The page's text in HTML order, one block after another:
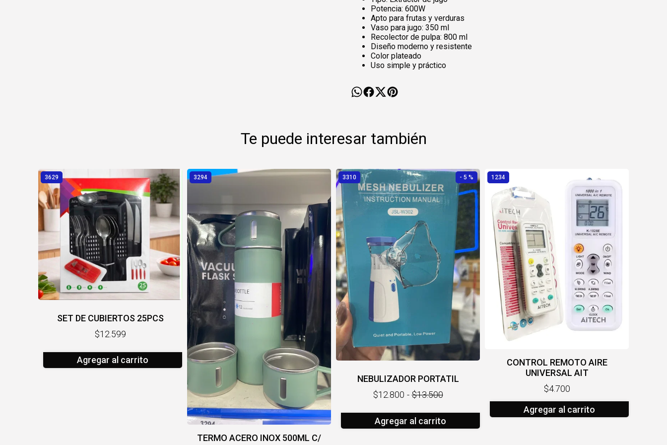
Potencia: 600W
Apto para frutas y verduras
Vaso para jugo: 350 ml
Recolector de pulpa: 800 ml
Diseño moderno y resistente
Color plateado
Uso simple y práctico
Te puede interesar también
3629
SET DE CUBIERTOS 25PCS
$12.599
Agregar al carrito
3294
TERMO ACERO INOX 500ML C/
3310 - 5 %
NEBULIZADOR PORTATIL
$12.800 - $13.500
Agregar al carrito
1234
CONTROL REMOTO AIRE
UNIVERSAL AIT
$4.700
Agregar al carrito